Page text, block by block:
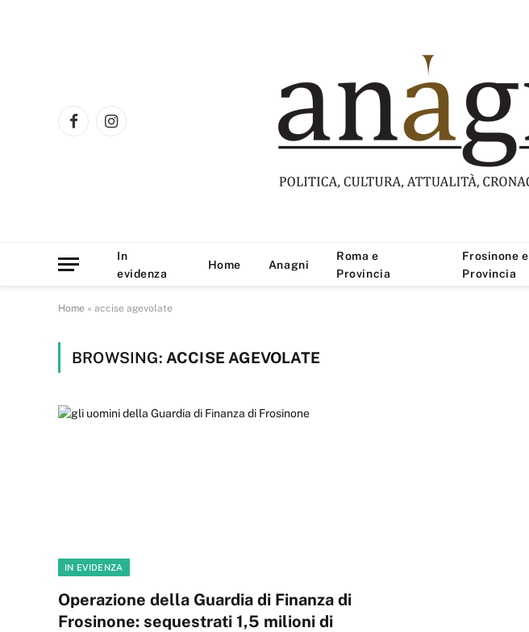
FacebookInstagram
In
evidenza
Home Anagni
Roma e
Provincia
Frosinone e
Provincia
Home » accise agevolate
BROWSING: ACCISE AGEVOLATE
IN EVIDENZA
Operazione della Guardia di Finanza di
Frosinone: sequestrati 1,5 milioni di